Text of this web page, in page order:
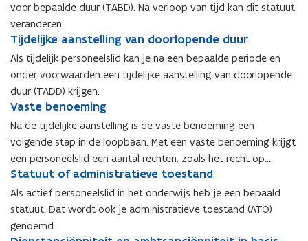
d
e
i
j
k
e
a
n
s
t
e
l
i
d
e
i
j
k
e
a
a
n
s
t
e
l
i
voor bepaalde duur (TABD). Na verloop van tijd kan dit statuut
veranderen.
T
d
e
l
i
j
k
e
a
n
s
Tijdelijke aanstelling van doorlopende duur
T
i
d
e
l
i
j
k
e
a
a
n
s
Als tijdelijk personeelslid kan je na een bepaalde periode en
onder voorwaarden een tijdelijke aanstelling van doorlopende
duur (TADD) krijgen.
V
a
t
e
b
e
n
o
e
Vaste benoeming
V
a
t
e
b
e
n
o
e
Na de tijdelijke aanstelling is de vaste benoeming een
volgende stap in de loopbaan. Met een vaste benoeming krijgt
een personeelslid een aantal rechten, zoals het recht op
werkzekerheid, een vast loon en verlofstelsels.
S
t
t
u
Statuut of administratieve toestand
S
t
t
u
Als actief personeelslid in het onderwijs heb je een bepaald
statuut. Dat wordt ook je administratieve toestand (ATO)
genoemd.